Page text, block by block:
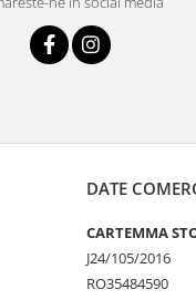
DATE
CARTEMMA
J24/105/2016
RO35484590